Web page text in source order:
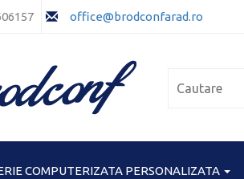
office@brodconfarad.ro
COMPUTERIZATA PERSONALIZATA